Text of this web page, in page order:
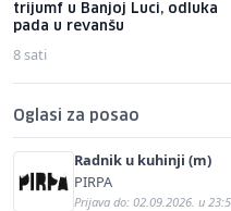
trijumf u Banjoj Luci, odluka
pada u revanšu
8 sati
Oglasi za posao
Radnik u kuhinji (m)
PIRPA
Prijava do: 02.09.2026. u